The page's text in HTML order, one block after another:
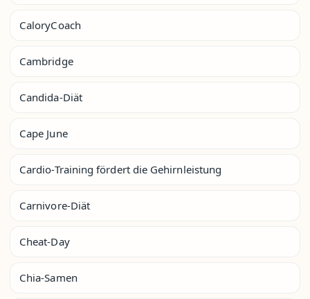
CaloryCoach
Cambridge
Candida-Diät
Cape June
Cardio-Training fördert die Gehirnleistung
Carnivore-Diät
Cheat-Day
Chia-Samen